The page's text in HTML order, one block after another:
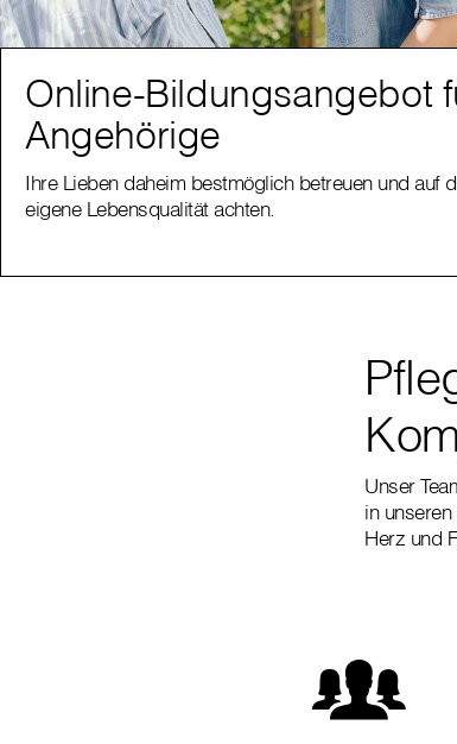
Online-Bildungsangebot
Angehörige
Ihre Lieben daheim bestmöglich betreuen und auf
eigene Lebensqualität achten.
Unser
in
Herz und